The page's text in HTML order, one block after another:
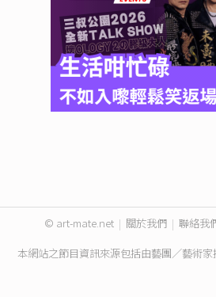
© art-mate.net | 關於我們 | 聯絡我
本網站之節目資訊來源包括由藝團／藝術